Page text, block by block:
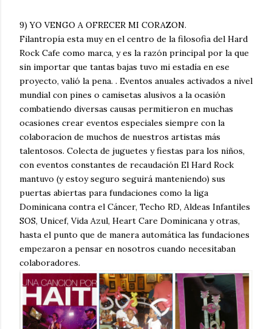
9) YO VENGO A OFRECER MI CORAZON.
Filantropía esta muy en el centro de la filosofia del Hard
Rock Cafe como marca, y es la razón principal por la que
sin importar que tantas bajas tuvo mi estadía en ese
proyecto, valió la pena. . Eventos anuales activados a nivel
mundial con pines o camisetas alusivos a la ocasión
combatiendo diversas causas permitieron en muchas
ocasiones crear eventos especiales siempre con la
colaboracíon de muchos de nuestros artistas más
talentosos. Colecta de juguetes y fiestas para los niños,
con eventos constantes de recaudación El Hard Rock
mantuvo (y estoy seguro seguirá manteniendo) sus
puertas abiertas para fundaciones como la liga
Dominicana contra el Cáncer, Techo RD, Aldeas Infantiles
SOS, Unicef, Vida Azul, Heart Care Dominicana y otras,
hasta el punto que de manera automática las fundaciones
empezaron a pensar en nosotros cuando necesitaban
colaboradores.